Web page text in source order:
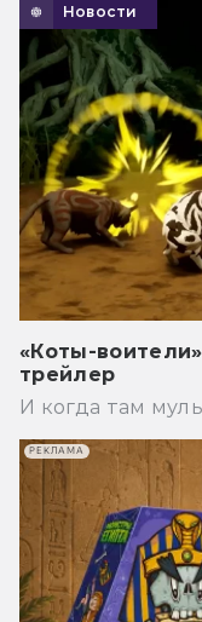
Новости
«Коты-
трейлер
И когда там
РЕКЛАМА